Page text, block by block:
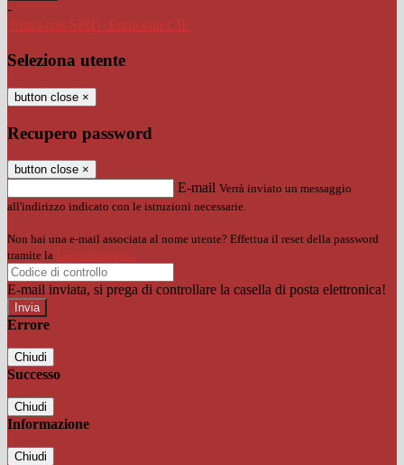
-
Entra con SPID
Entra con CIE
Seleziona utente
button close ×
Recupero password
button close ×
E-mail Verrà inviato un messaggio
all'indirizzo indicato con le istruzioni necessarie.
Non hai una e-mail associata al nome utente? Effettua il reset della password
tramite la Login Spaggiari
E-mail inviata, si prega di controllare la casella di posta elettronica!
Errore
Chiudi
Successo
Chiudi
Informazione
Chiudi